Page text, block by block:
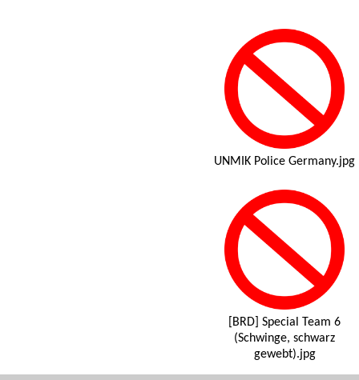
UNMIK Police Germany.jpg
[BRD] Special Team 6
(Schwinge, schwarz
gewebt).jpg